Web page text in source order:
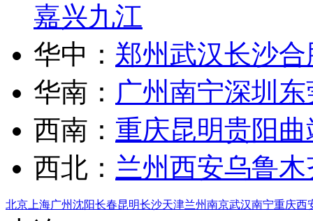
嘉兴九江
华中： 郑州 武汉长沙合
华南： 广州南宁深圳 东
西南： 重庆昆明贵阳曲
西北： 兰州西安乌鲁木
北京 上海广州沈阳长春昆明长沙天津兰州南京武汉南宁重庆西